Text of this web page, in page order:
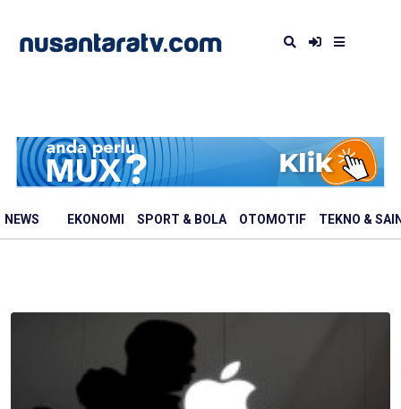
NEWS EKONOMI SPORT & BOLA OTOMOTIF TEKNO &